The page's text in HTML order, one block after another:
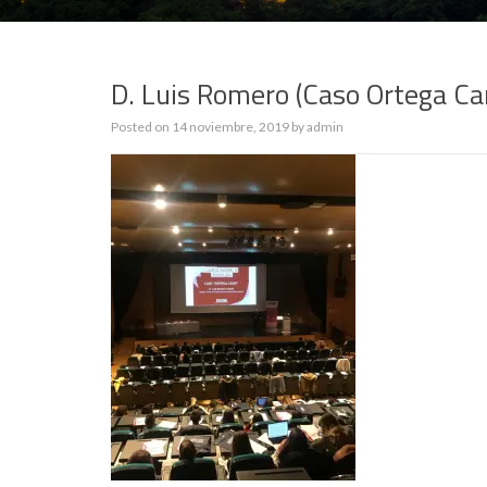
D. Luis Romero (Caso Ortega
Posted on 14 noviembre, 2019 byadmin